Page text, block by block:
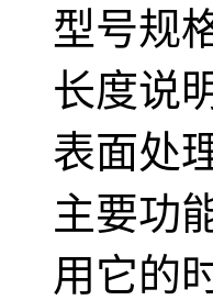
型号规
长度说
表面处
主要功
用它的